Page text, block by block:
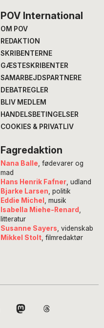
POV International
OM POV
REDAKTION
SKRIBENTERNE
GÆSTESKRIBENTER
SAMARBEJDSPARTNERE
DEBATREGLER
BLIV MEDLEM
HANDELSBETINGELSER
COOKIES & PRIVATLIV
Fagredaktion
Nana Balle , fødevarer og
mad
Hans Henrik Fafner, udland
Bjarke Larsen , politik
Eddie Michel
, musik
Isabella Miehe-Renard
litteratur
Susanne Sayers , videnskab
Mikkel Stolt, filmredaktør